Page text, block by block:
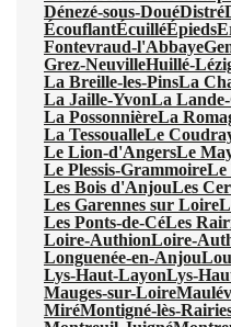
Dénezé-sous-DouéDistré
ÉcouflantÉcuilléÉpieds
Fontevraud-l'Abbaye
Grez-NeuvilleHuillé-
La Breille-les-PinsLa
La Jaille-YvonLa Lande-
La PossonnièreLa
La TessoualleLe
Le Lion-d'AngersLe
Le Plessis-GrammoireLe
Les Bois d'AnjouLes
Les Garennes sur Loire
Les Ponts-de-CéLes
Loire-AuthionLoire-
Longuenée-en-Anjou
Lys-Haut-LayonLys-
Mauges-sur-Loire
MiréMontigné-lès-